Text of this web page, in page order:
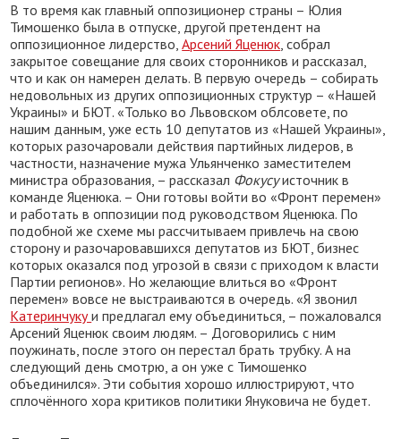
В то время как главный оппозиционер страны – Юлия
Тимошенко была в отпуске, другой претендент на
оппозиционное лидерство,Арсений Яценюк, собрал
закрытое совещание для своих сторонников и рассказал,
что и как он намерен делать. В первую очередь – собирать
недовольных из других оппозиционных структур – «Нашей
Украины» и БЮТ. «Только во Львовском облсовете, по
нашим данным, уже есть 10 депутатов из «Нашей Украины»,
которых разочаровали действия партийных лидеров, в
частности, назначение мужа Ульянченко заместителем
министра образования, – рассказал Фокусуисточник в
команде Яценюка. – Они готовы войти во «Фронт перемен»
и работать в оппозиции под руководством Яценюка. По
подобной же схеме мы рассчитываем привлечь на свою
сторону и разочаровавшихся депутатов из БЮТ, бизнес
которых оказался под угрозой в связи с приходом к власти
Партии регионов». Но желающие влиться во «Фронт
перемен» вовсе не выстраиваются в очередь. «Я звонил
Катеринчукуи предлагал ему объединиться, – пожаловался
Арсений Яценюк своим людям. – Договорились с ним
поужинать, после этого он перестал брать трубку. А на
следующий день смотрю, а он уже с Тимошенко
объединился». Эти события хорошо иллюстрируют, что
сплочённого хора критиков политики Януковича не будет.